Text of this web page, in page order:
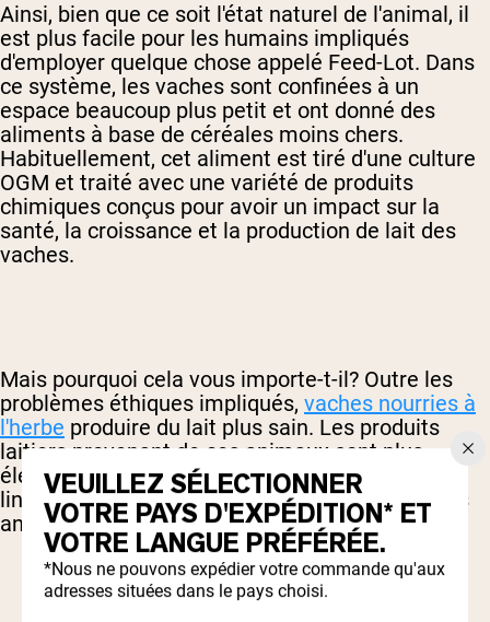
Ainsi, bien que ce soit l'état naturel de l'animal, il
est plus facile pour les humains impliqués
d'employer quelque chose appelé Feed-Lot. Dans
ce système, les vaches sont confinées à un
espace beaucoup plus petit et ont donné des
aliments à base de céréales moins chers.
Habituellement, cet aliment est tiré d'une culture
OGM et traité avec une variété de produits
chimiques conçus pour avoir un impact sur la
santé, la croissance et la production de lait des
vaches.
Mais pourquoi cela vous importe-t-il? Outre les
problèmes éthiques impliqués, vaches nourries à
l'herbe produire du lait plus sain. Les produits
laitiers provenant de ces animaux sont plus
élevés dans les oméga-3 et les acides gras
linoléiques conjugués, ainsi que plusieurs autres
antioxydants puissants.
VEUILLEZ SÉLECTIONNER
VOTRE PAYS D'EXPÉDITION* ET
VOTRE LANGUE PRÉFÉRÉE.
*Nous ne pouvons expédier votre commande qu'aux
adresses situées dans le pays choisi.